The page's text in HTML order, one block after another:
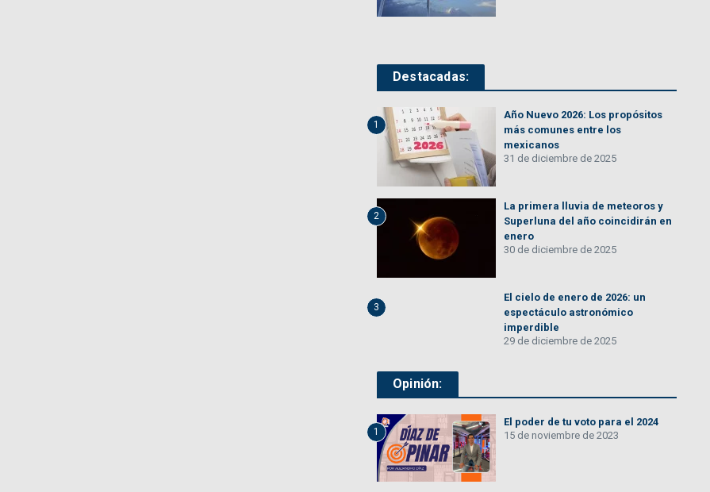
Destacadas:
1
Año Nuevo 2026: Los propósitos
más comunes entre los
mexicanos
31 de diciembre de 2025
2
La primera lluvia de meteoros y
Superluna del año coincidirán en
enero
30 de diciembre de 2025
3
El cielo de enero de 2026: un
espectáculo astronómico
imperdible
29 de diciembre de 2025
Opinión:
1
El poder de tu voto para el 2024
15 de noviembre de 2023